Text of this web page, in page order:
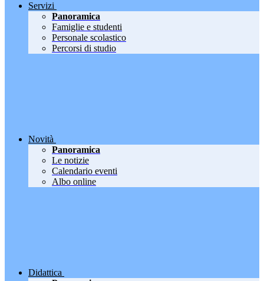
Servizi
Panoramica
Famiglie e studenti
Personale scolastico
Percorsi di studio
Novità
Panoramica
Le notizie
Calendario eventi
Albo online
Didattica